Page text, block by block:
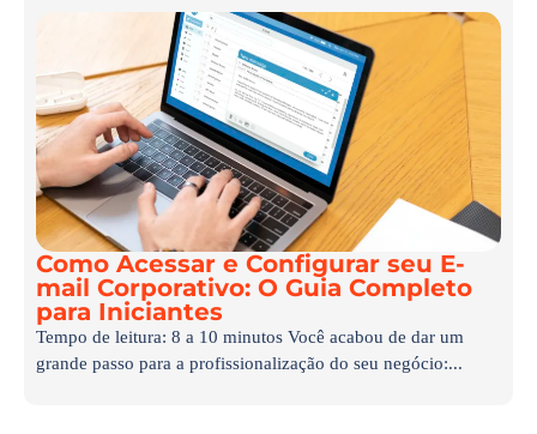
Como Acessar e Configurar seu E-
mail Corporativo: O Guia Completo
para Iniciantes
Tempo de leitura: 8 a 10 minutos Você acabou de dar um
grande passo para a profissionalização do seu negócio:...